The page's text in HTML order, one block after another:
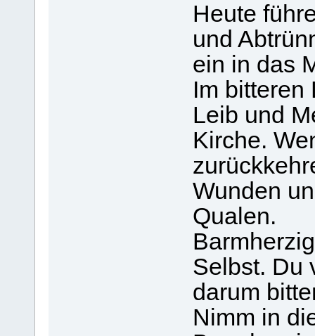
Heute
und
ein in das
Im bitteren
Leib und
Kirche.
Wunden
Qualen.
Selbst. Du
darum
Nimm in